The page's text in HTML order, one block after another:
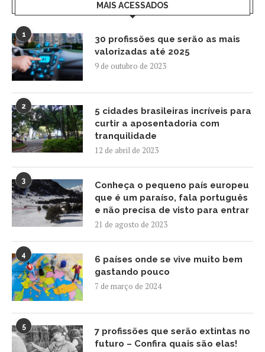
MAIS ACESSADOS
1
30 profissões que serão as mais
valorizadas até 2025
9 de outubro de 2023
2
5 cidades brasileiras incríveis para
curtir a aposentadoria com
tranquilidade
12 de abril de 2023
3
Conheça o pequeno país europeu
que é um paraíso, fala português
e não precisa de visto para entrar
21 de agosto de 2023
4
6 países onde se vive muito bem
gastando pouco
7 de março de 2024
5
7 profissões que serão extintas no
futuro – Confira quais são elas!